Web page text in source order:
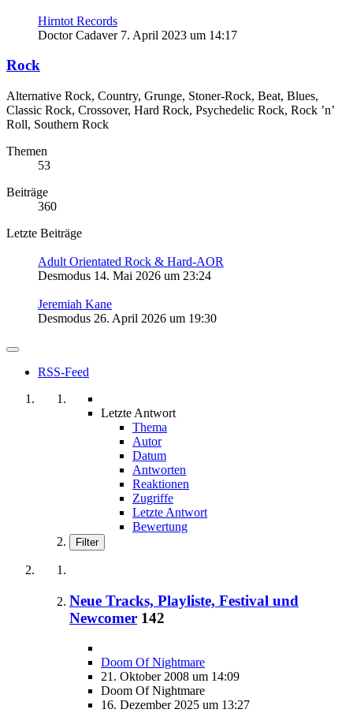
Hirntot Records
Doctor Cadaver 7. April 2023 um 14:17
Rock
Alternative Rock, Country, Grunge, Stoner-Rock, Beat, Blues,
Classic Rock, Crossover, Hard Rock, Psychedelic Rock, Rock ’n’
Roll, Southern Rock
Themen
53
Beiträge
360
Letzte Beiträge
Adult Orientated Rock & Hard-AOR
Desmodus 14. Mai 2026 um 23:24
Jeremiah Kane
Desmodus 26. April 2026 um 19:30
RSS-Feed
Letzte Antwort
Thema
Autor
Datum
Antworten
Reaktionen
Zugriffe
Letzte Antwort
Bewertung
Filter
Neue Tracks, Playliste, Festival und
Newcomer 142
Doom Of Nightmare
21. Oktober 2008 um 14:09
Doom Of Nightmare
16. Dezember 2025 um 13:27